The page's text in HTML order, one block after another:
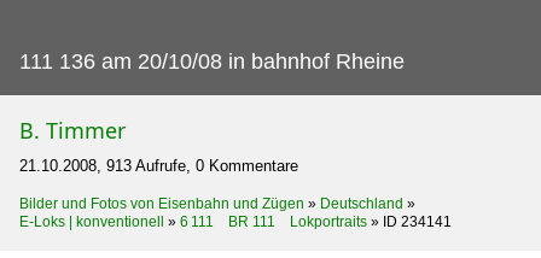
111 136 am 20/10/08 in bahnhof Rheine
B. Timmer
21.10.2008, 913 Aufrufe, 0 Kommentare
Bilder und Fotos von Eisenbahn und Zügen » Deutschland »
E-Loks | konventionell » 6 111 BR 111 Lokportraits » ID 234141